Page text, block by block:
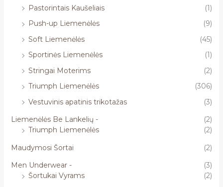
Pastorintais Kaušeliais
(1)
Push-up Liemenėlės
(9)
Soft Liemenėlės
(45)
Sportinės Liemenėlės
(1)
Stringai Moterims
(2)
Triumph Liemenėlės
(306)
Vestuvinis apatinis trikotažas
(3)
Liemenėlės Be Lankelių -
(2)
Triumph Liemenėlės
(2)
Maudymosi Šortai
(2)
Men Underwear -
(3)
Šortukai Vyrams
(2)